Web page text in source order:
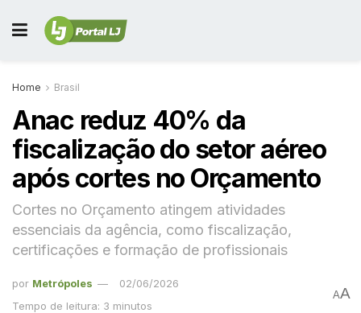
Home Brasil
Anac reduz 40% da
fiscalização do setor aéreo
após cortes no Orçamento
Cortes no Orçamento atingem atividades
essenciais da agência, como fiscalização,
certificações e formação de profissionais
por Metrópoles
02/06/2026
Tempo de leitura: 3 minutos
AA